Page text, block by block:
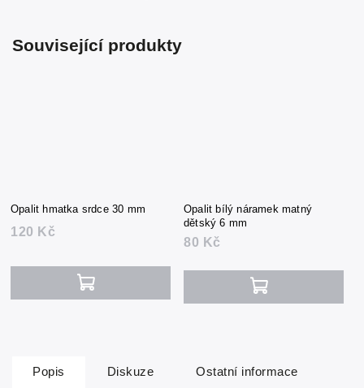
Související produkty
Opalit hmatka srdce 30 mm
120 Kč
Opalit bílý náramek matný
dětský 6 mm
80 Kč
Popis Diskuze Ostatní informace